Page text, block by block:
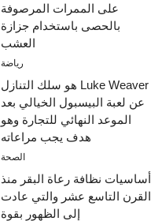
على الممرات المرصوفة
بالحصى باستخدام جزازة
العشب
رياضة
Luke Weaver هو سلك التنازل
عن لعبة البيسبول الخيالي بعد
الموعد النهائي للتجارة وهو
هدف يجب مراعاته
الصحة
أساسيات نظافة رعاة البقر منذ
القرن التاسع عشر والتي عادت
إلى الظهور بقوة